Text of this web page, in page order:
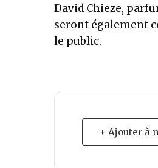
David Chieze,
seront également
le public.
+ Ajouter à